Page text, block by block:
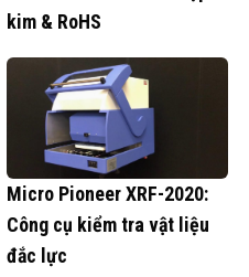
kim & RoHS
Micro Pioneer XRF-2020:
Công cụ kiểm tra vật liệu
đắc lực